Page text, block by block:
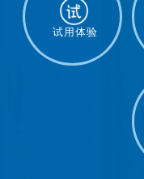
试用体验